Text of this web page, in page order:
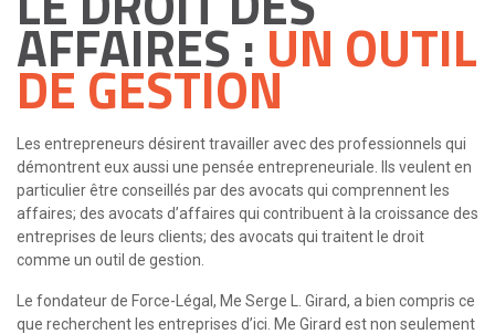
AFFAIRES :UN OUTIL
DE GESTION
Les entrepreneurs désirent travailler avec des professionnels qui
démontrent eux aussi une pensée entrepreneuriale. Ils veulent en
particulier être conseillés par des avocats qui comprennent les
affaires; des avocats d’affaires qui contribuent à la croissance des
entreprises de leurs clients; des avocats qui traitent le droit
comme un outil de gestion.
Le fondateur de Force-Légal, Me Serge L. Girard, a bien compris ce
que recherchent les entreprises d’ici. Me Girard est non seulement